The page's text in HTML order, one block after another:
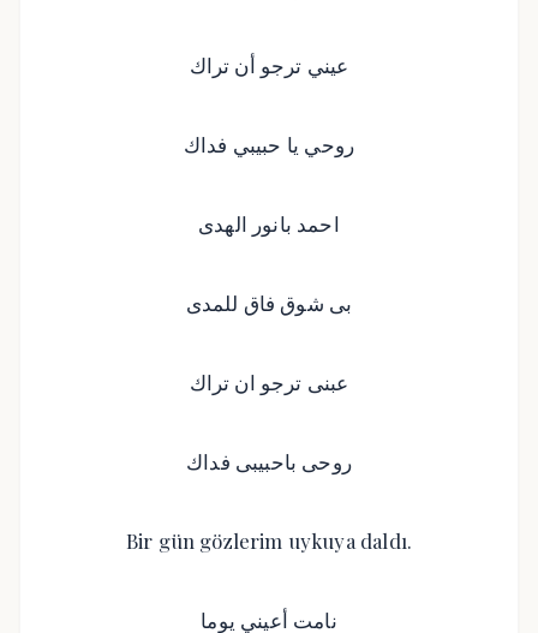
عيني ترجو أن تراك
روحي يا حبيبي فداك
احمد بانور الهدى
بى شوق فاق للمدى
عبنى ترجو ان تراك
روحى باحبيبى فداك
Bir gün gözlerim uykuya daldı.
نامت أعيني يوما